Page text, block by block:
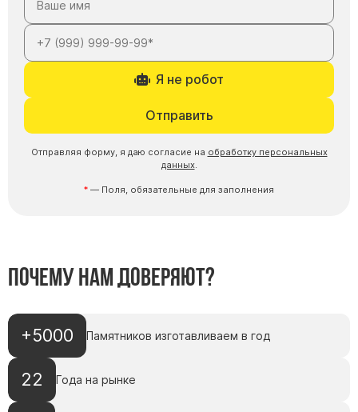
Я не робот
Отправить
Отправляя форму, я даю согласие на обработку персональных
данных.
— Поля, обязательные для заполнения
Почему нам доверяют?
+5000 Памятников изготавливаем в год
22 Года на рынке